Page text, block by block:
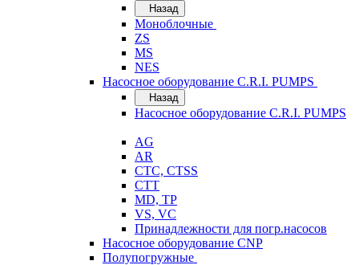
Назад
Моноблочные
ZS
MS
NES
Насосное оборудование C.R.I. PUMPS
Назад
Насосное оборудование C.R.I. PUMPS
AG
AR
CTC, CTSS
CTT
MD, TP
VS, VC
Принадлежности для погр.насосов
Насосное оборудование CNP
Полупогружные